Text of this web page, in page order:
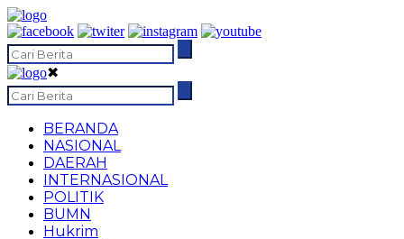
✖
BERANDA
NASIONAL
DAERAH
INTERNASIONAL
POLITIK
BUMN
Hukrim